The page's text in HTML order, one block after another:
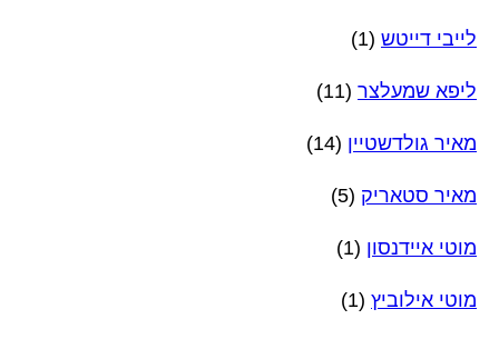
לייבי דייטש (1)
ליפא שמעלצר (11)
מאיר גולדשטיין (14)
מאיר סטאריק (5)
מוטי איידנסון (1)
מוטי אילוביץ (1)